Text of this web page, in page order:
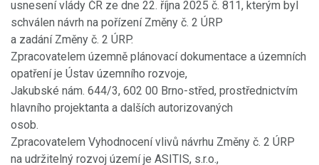
usnesení vlády ČR ze dne 22. října 2025 č. 811, kterým byl
schválen návrh na pořízení Změny č. 2 ÚRP
a zadání Změny č. 2 ÚRP.
Zpracovatelem územně plánovací dokumentace a územních
opatření je Ústav územního rozvoje,
Jakubské nám. 644/3, 602 00 Brno-střed, prostřednictvím
hlavního projektanta a dalších autorizovaných
osob.
Zpracovatelem Vyhodnocení vlivů návrhu Změny č. 2 ÚRP
na udržitelný rozvoj území je ASITIS, s.r.o.,